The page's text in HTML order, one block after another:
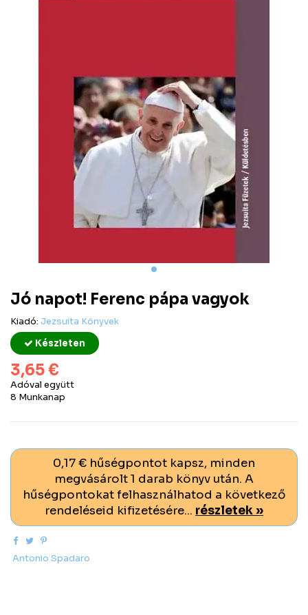
Jó napot! Ferenc pápa vagyok
Kiadó: Jezsuita Könyvek
Készleten
3,65 €
Adóval együtt
8 Munkanap
0,17 € hűségpontot kapsz, minden
megvásárolt 1 darab könyv után. A
hűségpontokat felhasználhatod a következő
rendeléseid kifizetésére... részletek »
Antonio Spadaro